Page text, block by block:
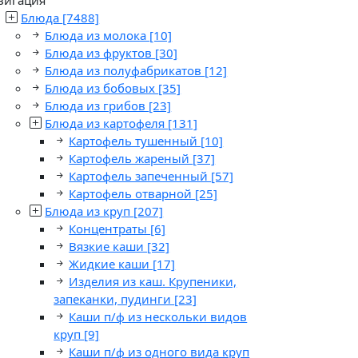
Блюда [7488]
Блюда из молока [10]
Блюда из фруктов [30]
Блюда из полуфабрикатов [12]
Блюда из бобовых [35]
Блюда из грибов [23]
Блюда из картофеля [131]
Картофель тушенный [10]
Картофель жареный [37]
Картофель запеченный [57]
Картофель отварной [25]
Блюда из круп [207]
Концентраты [6]
Вязкие каши [32]
Жидкие каши [17]
Изделия из каш. Крупеники,
запеканки, пудинги [23]
Каши п/ф из нескольки видов
круп [9]
Каши п/ф из одного вида круп